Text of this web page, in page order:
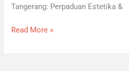
Tangerang: Perpaduan Estetika &
Read More »